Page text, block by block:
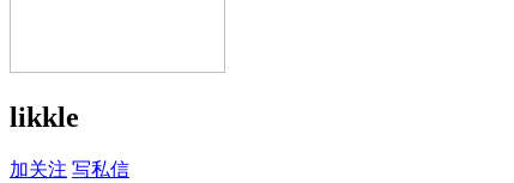
likkle
加关注 写私信